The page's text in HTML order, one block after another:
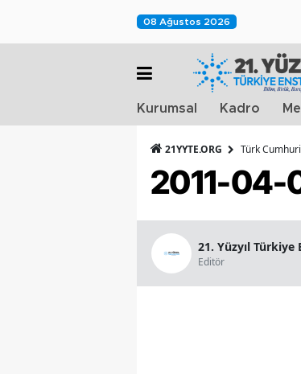
08 Ağustos 2026
Kurumsal Kadro
21YYTE.ORG Türk
2011-04-
21. Yüzyıl
Editör